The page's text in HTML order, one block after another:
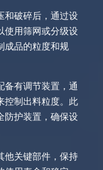
和破碎后，通过设
使用筛网或分级设
成品的粒度和规
备有调节装置，通
控制出料粒度。此
防护装置，确保设
他关键部件，保持